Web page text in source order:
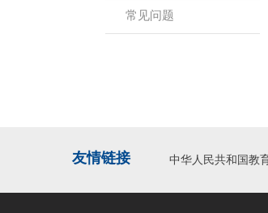
常见问题
友情链接 中华人民共和国教